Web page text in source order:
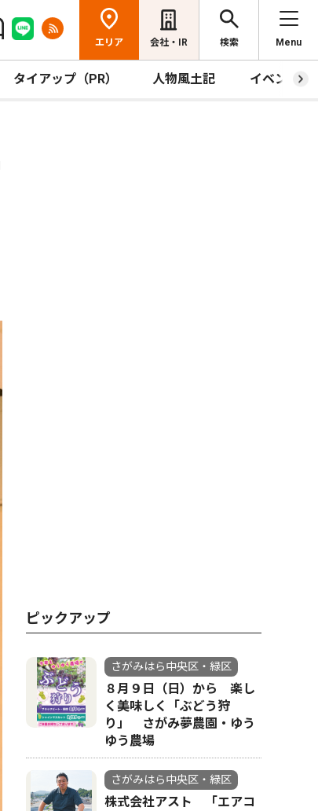
エリア 会社・IR 検索 Menu
タイアップ（PR） 人物風土記 イベント
ピックアップ
さがみはら中央区・緑区
８月９日（日）から 楽し
く美味しく「ぶどう狩
り」 さがみ夢農園・ゆう
ゆう農場
さがみはら中央区・緑区
株式会社アスト 「エアコ